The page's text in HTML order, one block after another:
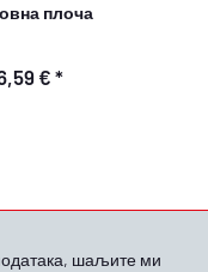
плоча
€ *
шаљите ми